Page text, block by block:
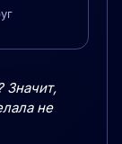
Значит,
не